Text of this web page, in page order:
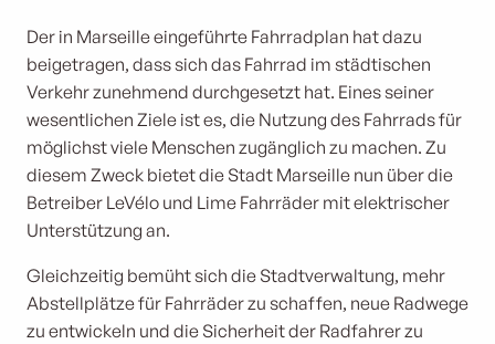
Der in Marseille eingeführte Fahrradplan hat dazu
beigetragen, dass sich das Fahrrad im städtischen
Verkehr zunehmend durchgesetzt hat. Eines seiner
wesentlichen Ziele ist es, die Nutzung des Fahrrads für
möglichst viele Menschen zugänglich zu machen. Zu
diesem Zweck bietet die Stadt Marseille nun über die
Betreiber LeVélo und Lime Fahrräder mit elektrischer
Unterstützung an.
Gleichzeitig bemüht sich die Stadtverwaltung, mehr
Abstellplätze für Fahrräder zu schaffen, neue Radwege
zu entwickeln und die Sicherheit der Radfahrer zu